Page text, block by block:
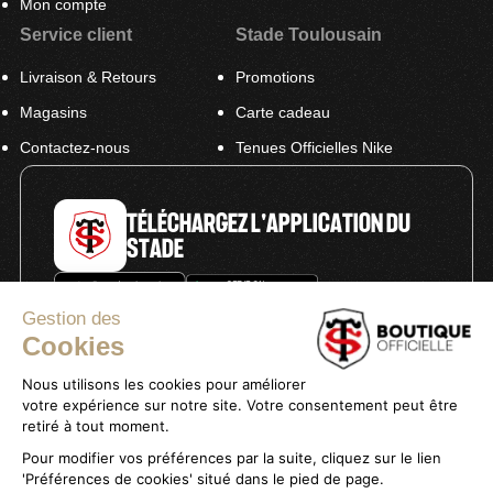
Gestion des
Cookies
Nous utilisons les cookies pour améliorer
votre expérience sur notre site. Votre consentement peut être
retiré à tout moment.
Pour modifier vos préférences par la suite, cliquez sur le lien
'Préférences de cookies' situé dans le pied de page.
Mon compte
Service client
Livraison & Retours
Magasins
Contactez-nous
Stade Toulousain
Promotions
Carte cadeau
Tenues Officielles Nike
TÉLÉCHARGEZ L'APPLICATION DU
STADE
Conditions générales de vente